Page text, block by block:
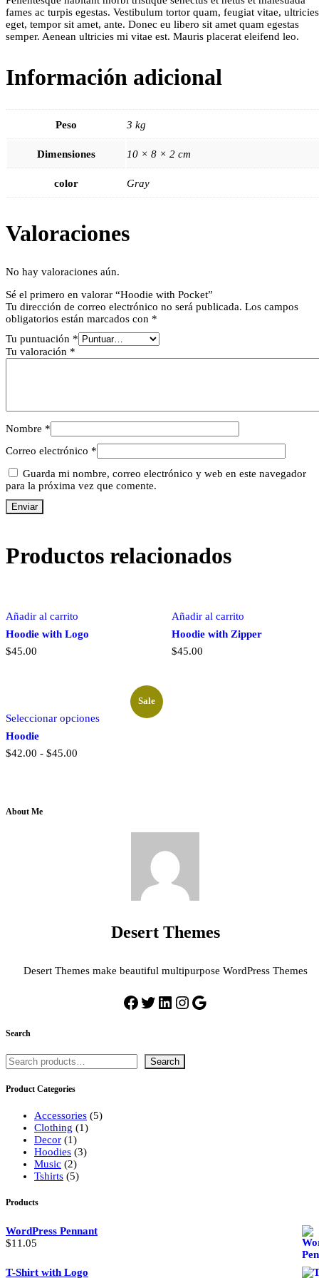
fames ac turpis egestas. Vestibulum tortor quam, feugiat vitae, ultricies
eget, tempor sit amet, ante. Donec eu libero sit amet quam egestas
semper. Aenean ultricies mi vitae est. Mauris placerat eleifend leo.
Información adicional
Peso 3 kg
Dimensiones 10 × 8 × 2 cm
color Gray
Valoraciones
No hay valoraciones aún.
Sé el primero en valorar “Hoodie with Pocket”
Tu dirección de correo electrónico no será publicada. Los campos
obligatorios están marcados con *
Tu puntuación *
Tu valoración *
Nombre *
Correo electrónico *
Guarda mi nombre, correo electrónico y web en este navegador
para la próxima vez que comente.
Productos relacionados
Añadir al carrito
Hoodie with Logo
$45.00
Añadir al carrito
Hoodie with Zipper
$45.00
Sale
Seleccionar opcionesproducto
Hoodie
$42.00 - $45.00
About Me
Desert Themes
Desert Themes make beautiful multipurpose WordPress Themes
Facebook
Twitter
LinkedIn
Instagram
Google
Search
Buscar Search
Product Categories
Accessories 55
Clothing 11
Decor 11
producto
Hoodies 33
Music 22
productos
Tshirts 55
Products
WordPress Pennant
$11.05
T-Shirt with Logo